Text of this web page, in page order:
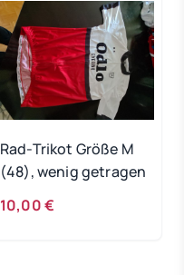
Rad-Trikot Größe M
(48), wenig getragen
10,00 €